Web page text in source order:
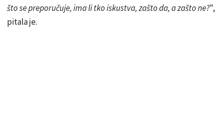
što se preporučuje, ima li tko iskustva, zašto da, a zašto ne?",
pitala je.